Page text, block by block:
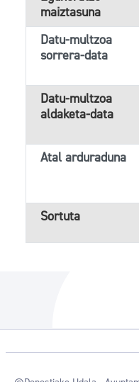
maiztasuna
Datu-multzoa
sorrera-data
Datu-multzoa
aldaketa-data
Atal arduraduna
Sortuta